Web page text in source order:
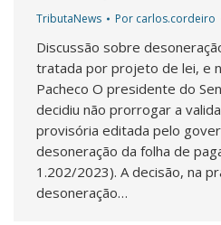
TributaNews Por carlos.cordeiro
Discussão sobre
tratada por projeto de lei, e
Pacheco O presidente do
decidiu não prorrogar a
provisória editada pelo
desoneração da folha de
1.202/2023). A decisão, na
desoneração…